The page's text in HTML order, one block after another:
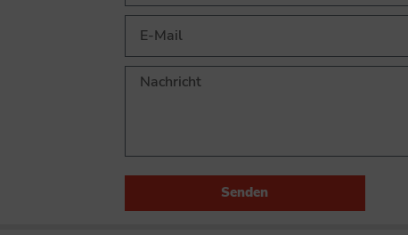
Senden